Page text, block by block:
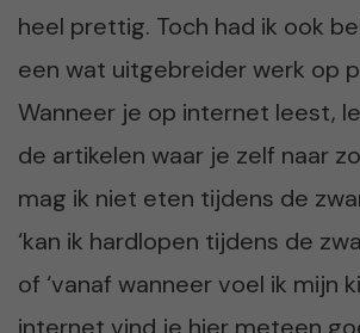
heel prettig. Toch had ik ook
een wat uitgebreider werk op
Wanneer je op internet leest,
de artikelen waar je zelf naar
mag ik niet eten tijdens de
‘kan ik hardlopen tijdens de
of ‘vanaf wanneer voel ik mijn